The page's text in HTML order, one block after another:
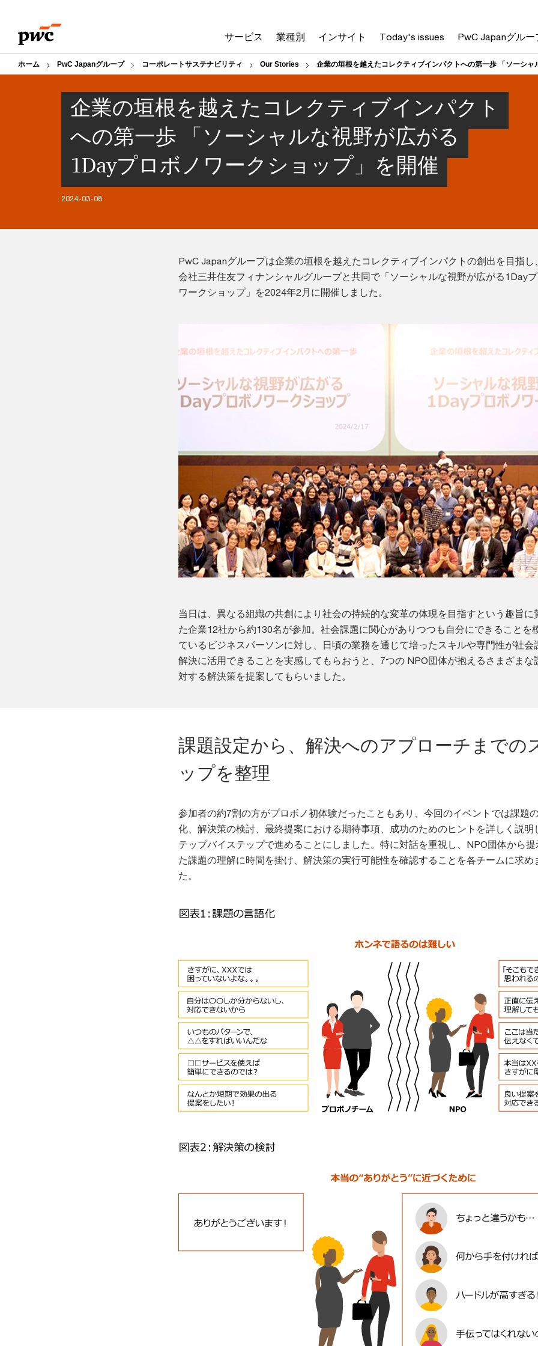
content
footer
サービス 業種別 インサイト Today's issues PwC Japanグルー
ホーム PwC Japanグループ コーポレートサステナビリティ Our Stories 企業の垣根を越えたコレクティブインパクトへの第一歩 「ソーシ
企業の垣根を越えたコレクティブインパクト
への第一歩 「ソーシャルな視野が広がる
1Dayプロボノワークショップ」を開催
2024-03-08
PwC Japanグループは企業の垣根を越えたコレクティブインパクトの創出を目指し
会社三井住友フィナンシャルグループと共同で「ソーシャルな視野が広がる1Day
ワークショップ」を2024年2月に開催しました。
当日は、異なる組織の共創により社会の持続的な変革の体現を目指すという趣旨に
た企業12社から約130名が参加。社会課題に関心がありつつも自分にできることを
ているビジネスパーソンに対し、日頃の業務を通じて培ったスキルや専門性が社会
解決に活用できることを実感してもらおうと、7つの NPO団体が抱えるさまざまな
対する解決策を提案してもらいました。
課題設定から、解決へのアプローチまでの
ップを整理
参加者の約7割の方がプロボノ初体験だったこともあり、今回のイベントでは課題
化、解決策の検討、最終提案における期待事項、成功のためのヒントを詳しく説明
テップバイステップで進めることにしました。特に対話を重視し、NPO団体から提
た課題の理解に時間を掛け、解決策の実行可能性を確認することを各チームに求め
た。